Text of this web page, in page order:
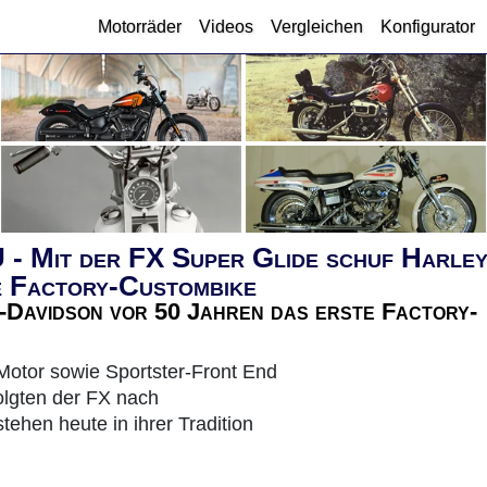
Motorräder Videos Vergleichen Konfigurator
- Mit der FX Super Glide schuf
Custombike
vor 50 Jahren das erste Factory-
sowie Sportster-Front End
der FX nach
heute in ihrer Tradition